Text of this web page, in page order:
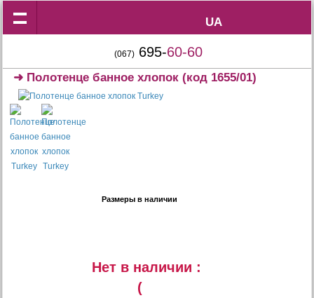
UA
UA
(067) 695-60-60
➜ Полотенце банное хлопок (код 1655/01)
Размеры в наличии
Нет в наличии :
(